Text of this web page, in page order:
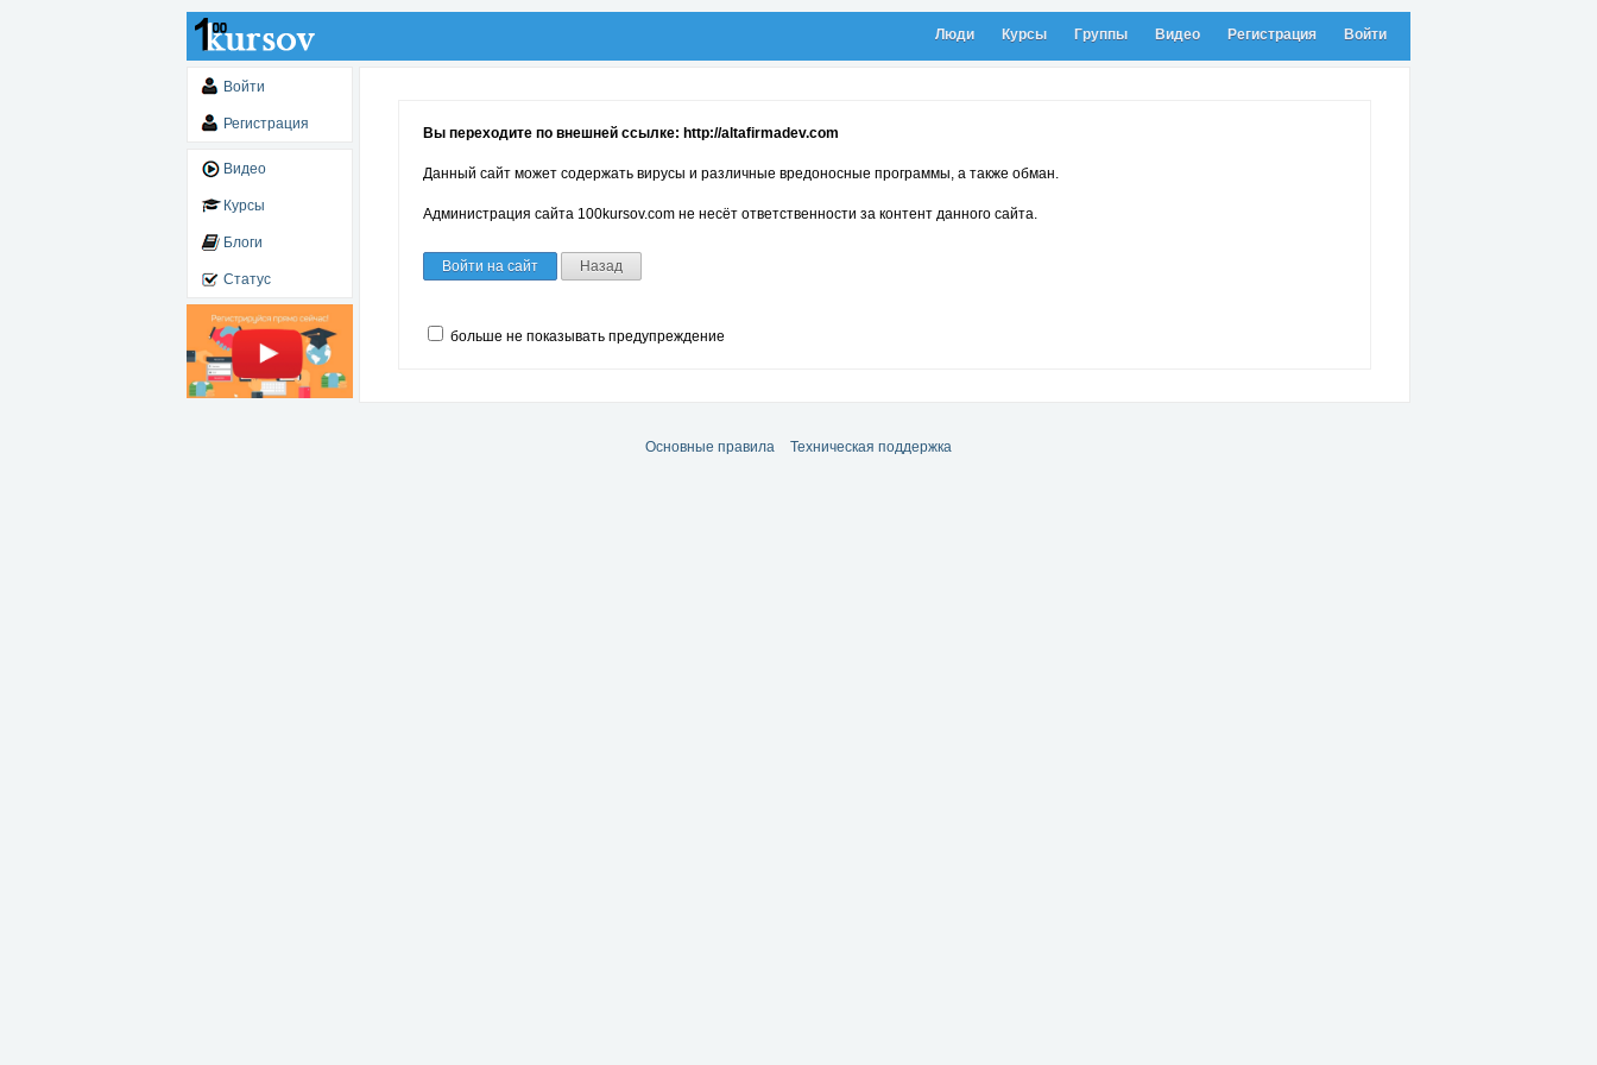
Люди Курсы Группы Видео Регистрация Войти
Войти
Регистрация
Видео
Курсы
Блоги
Статус
Вы переходите по внешней ссылке: http://altafirmadev.com
Данный сайт может содержать вирусы и различные вредоносные программы, а также обман.
Администрация сайта 100kursov.com не несёт ответственности за контент данного сайта.
Войти на сайт Назад
больше не показывать предупреждение
Основные правила Техническая поддержка